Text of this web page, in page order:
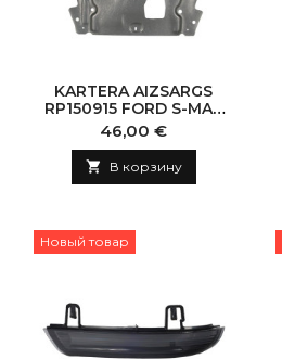
KARTERA AIZSARGS
RP150915 FORD S-MAX
(2006-2015)
Цена
46,00 €
 В корзину
Новый товар